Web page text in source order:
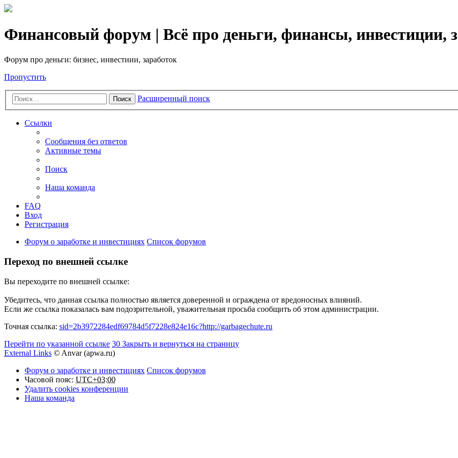
Финансовый форум | Всё про деньги, финансы, инвестиции,
Форум про деньги: бизнес, инвестиии, заработок
Пропустить
Поиск Расширенный поиск
Ссылки
Сообщения без ответов
Активные темы
Поиск
Наша команда
FAQ
Вход
Регистрация
Форум о заработке и инвестициях Список форумов
Переход по внешней ссылке
Вы переходите по внешней ссылке:
Убедитесь, что данная ссылка полностью является доверенной и ограждена от вредоносных влияний.
Если же ссылка показалась вам подозрительной, уважительная просьба сообщить об этом администрации.
Точная ссылка: sid=2b3972284edf69784d5f7228e824e16c?http://garbagechute.ru
Перейти по указанной ссылке 29 Закрыть и вернуться на страницу
External Links © Anvar (apwa.ru)
Форум о заработке и инвестициях Список форумов
Часовой пояс: UTC+03:00
Удалить cookies конференции
Наша команда